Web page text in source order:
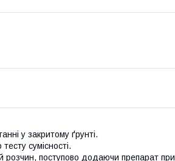
у закритому ґрунті.
сумісності.
розчин, поступово додаючи препарат при